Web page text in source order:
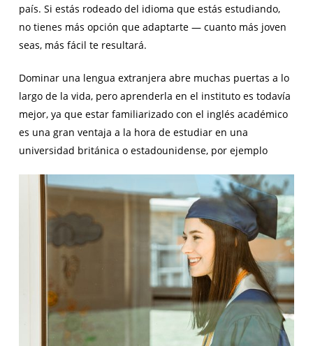
país. Si estás rodeado del idioma que estás estudiando,
no tienes más opción que adaptarte — cuanto más joven
seas, más fácil te resultará.
Dominar una lengua extranjera abre muchas puertas a lo
largo de la vida, pero aprenderla en el instituto es todavía
mejor, ya que estar familiarizado con el inglés académico
es una gran ventaja a la hora de estudiar en una
universidad británica o estadounidense, por ejemplo